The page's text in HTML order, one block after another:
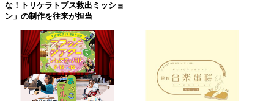
な！トリケラトプス救出ミッショ
ン」の制作を往来が担当